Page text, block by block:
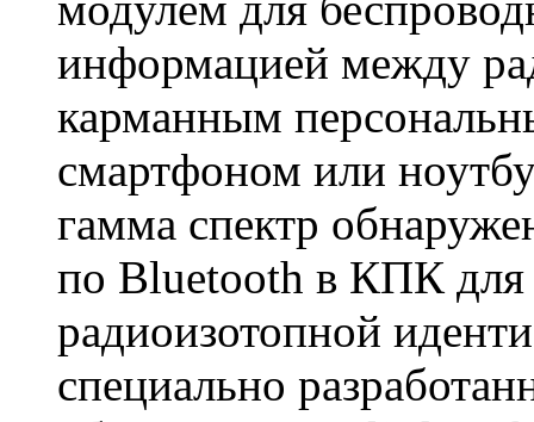
информацией между
карманным
смартфоном или
гамма спектр
по Bluetooth в КПК для
радиоизотопной
специально